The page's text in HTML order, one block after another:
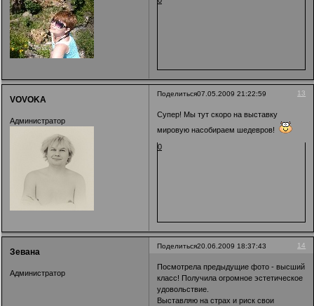
Поделиться 13
07.05.2009 21:22:59
VOVOKA
Администратор
Супер! Мы тут скоро на выставку
мировую насобираем шедевров!
0
Поделиться 14
20.06.2009 18:37:43
Зевана
Администратор
Посмотрела предыдущие фото - высший
класс! Получила огромное эстетическое
удовольствие.
Выставляю на страх и риск свои